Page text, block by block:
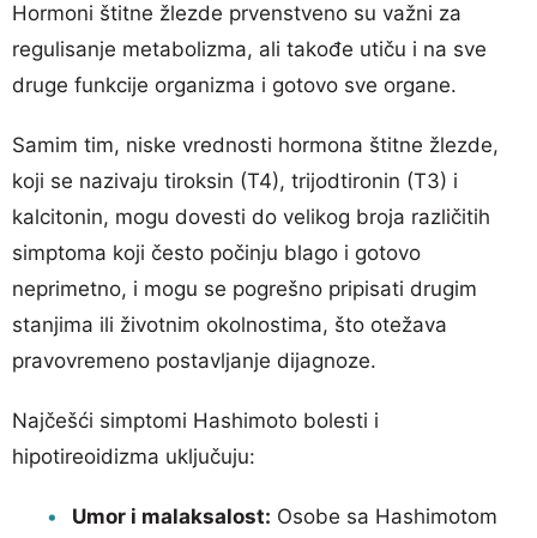
Hormoni štitne žlezde prvenstveno su važni za
regulisanje metabolizma, ali takođe utiču i na sve
druge funkcije organizma i gotovo sve organe.
Samim tim, niske vrednosti hormona štitne žlezde,
koji se nazivaju tiroksin (T4), trijodtironin (T3) i
kalcitonin, mogu dovesti do velikog broja različitih
simptoma koji često počinju blago i gotovo
neprimetno, i mogu se pogrešno pripisati drugim
stanjima ili životnim okolnostima, što otežava
pravovremeno postavljanje dijagnoze.
Najčešći simptomi Hashimoto bolesti i
hipotireoidizma uključuju:
Umor i malaksalost: Osobe sa Hashimotom